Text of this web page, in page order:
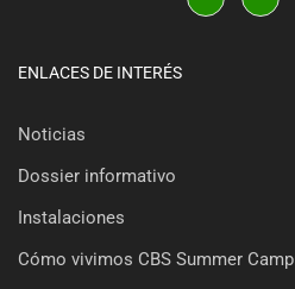
ENLACES DE INTERÉS
Noticias
Dossier informativo
Instalaciones
Cómo vivimos CBS Summer Camp